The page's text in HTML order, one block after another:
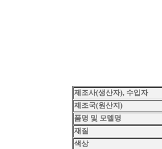
제조사(생산자), 수입자
제조국(원산지)
품명 및 모델명
재질
색상